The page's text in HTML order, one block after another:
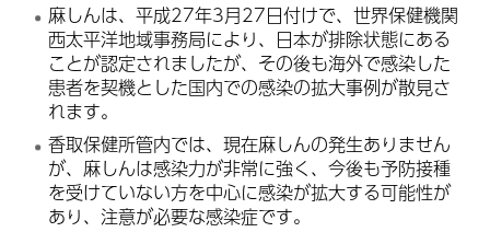
麻しんは、平成27年3月27日付けで、世界保健機関
西太平洋地域事務局により、日本が排除状態にある
ことが認定されましたが、その後も海外で感染した
患者を契機とした国内での感染の拡大事例が散見さ
れます。
香取保健所管内では、現在麻しんの発生ありません
が、麻しんは感染力が非常に強く、今後も予防接種
を受けていない方を中心に感染が拡大する可能性が
あり、注意が必要な感染症です。